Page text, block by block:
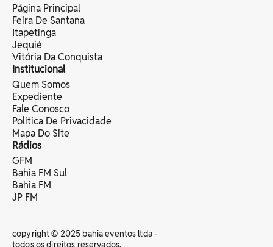
Página Principal
Feira De Santana
Itapetinga
Jequié
Vitória Da Conquista
Institucional
Quem Somos
Expediente
Fale Conosco
Política De Privacidade
Mapa Do Site
Rádios
GFM
Bahia FM Sul
Bahia FM
JP FM
copyright © 2025 bahia eventos ltda -
todos os direitos reservados.